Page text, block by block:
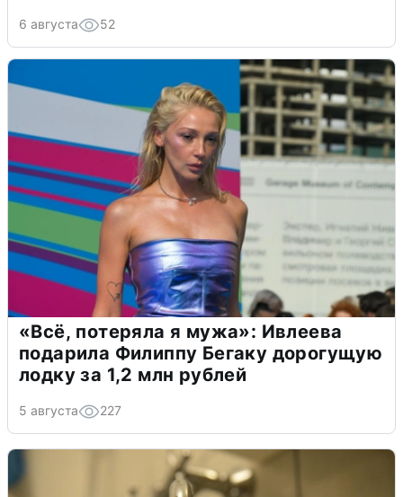
6 августа 52
«Всё, потеряла я мужа»: Ивлеева
подарила Филиппу Бегаку дорогущую
лодку за 1,2 млн рублей
5 августа 227